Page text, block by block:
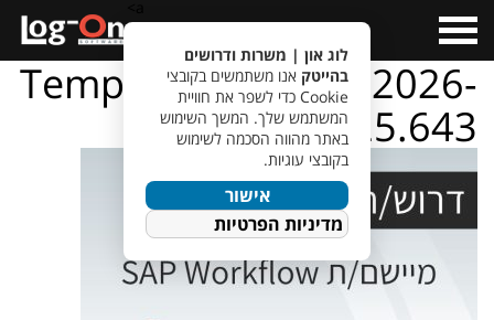
Menu
TempletJobsWeb – 2026-
06-23T091325.643
לוג און | משרות ודרושים
בהייטק אנו משתמשים בקובצי
Cookie כדי לשפר את חוויית
המשתמש שלך. המשך השימוש
באתר מהווה הסכמה לשימוש
בקובצי עוגיות.
אישור
מדיניות הפרטיות